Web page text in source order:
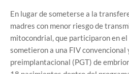
En lugar de someterse a la
madres con menor riesgo de
mitocondrial, que participaron en
sometieron a una FIV
preimplantacional (PGT) de